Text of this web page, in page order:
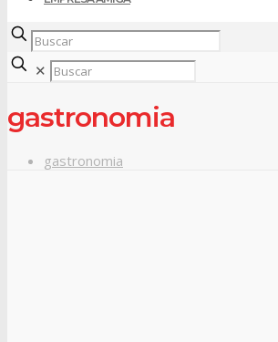
✕
gastronomia
gastronomia